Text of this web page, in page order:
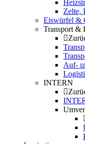
Zelte,
Eiswürfel &
Transport &
Auf-
INTERN